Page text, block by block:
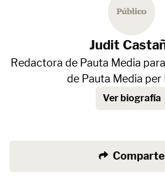
Judit
Redactora de Pauta Media
de Pauta Media per
Ver biografía
Comparte